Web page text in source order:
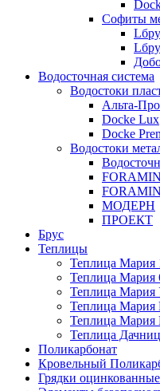
Софиты
Водосточная система
Водостоки
Альта-
Docke Lux
Docke
Водостоки
МОДЕРН
ПРОЕКТ
Брус
Теплицы
Теплица Мария
Теплица Мария
Теплица Мария
Теплица Мария
Теплица Мария
Теплица
Поликарбонат
Кровельный
Грядки оцинкованные